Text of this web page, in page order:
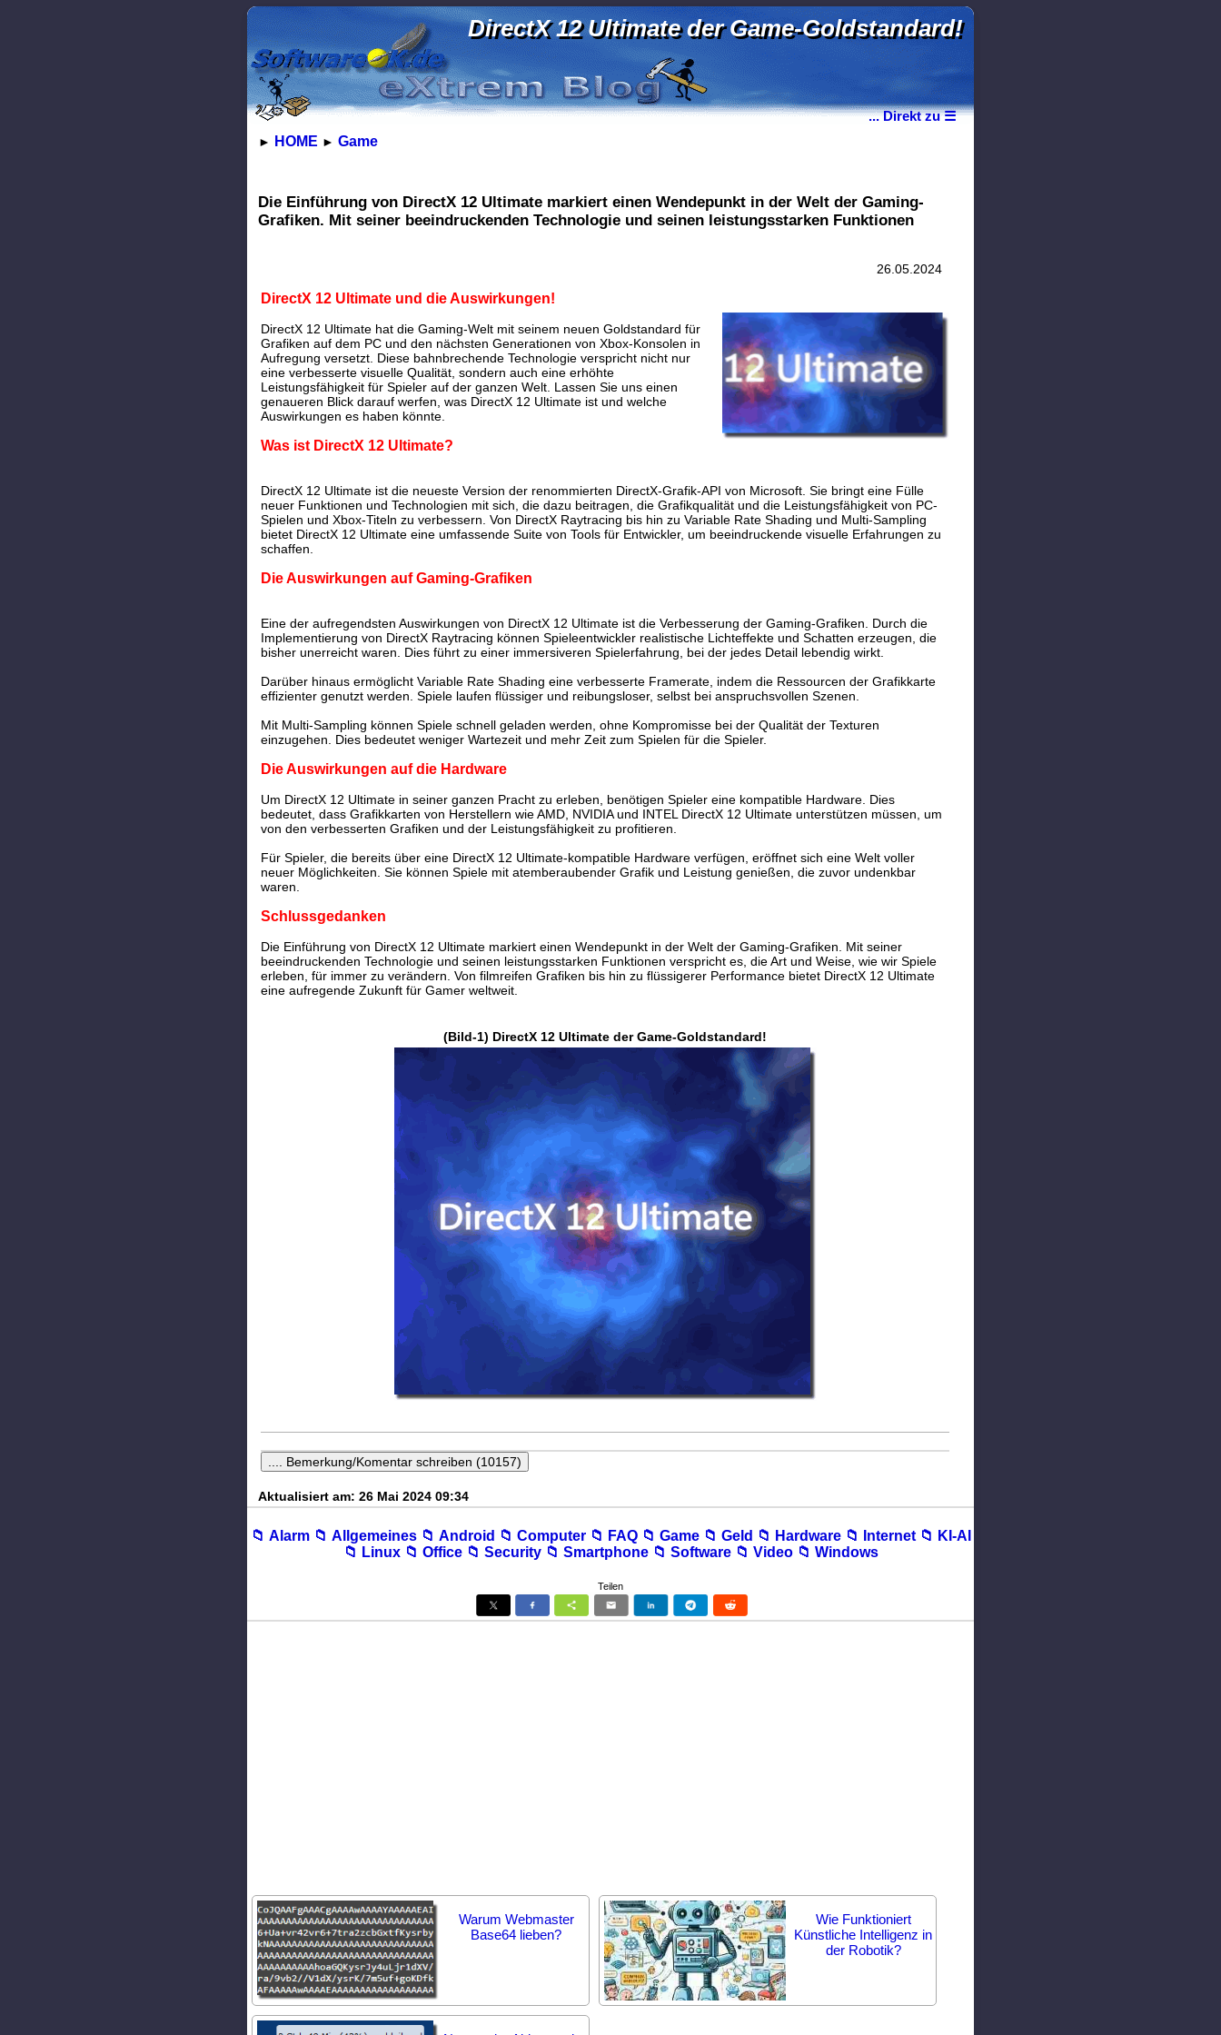
DirectX 12 Ultimate der Game-Goldstandard!
... Direkt zu ☰
► HOME ► Game
Die Einführung von DirectX 12 Ultimate markiert einen Wendepunkt in der Welt der Gaming-
Grafiken. Mit seiner beeindruckenden Technologie und seinen leistungsstarken Funktionen
26.05.2024
DirectX 12 Ultimate und die Auswirkungen!
DirectX 12 Ultimate hat die Gaming-Welt mit seinem neuen Goldstandard für
Grafiken auf dem PC und den nächsten Generationen von Xbox-Konsolen in
Aufregung versetzt. Diese bahnbrechende Technologie verspricht nicht nur
eine verbesserte visuelle Qualität, sondern auch eine erhöhte
Leistungsfähigkeit für Spieler auf der ganzen Welt. Lassen Sie uns einen
genaueren Blick darauf werfen, was DirectX 12 Ultimate ist und welche
Auswirkungen es haben könnte.
Was ist DirectX 12 Ultimate?
DirectX 12 Ultimate ist die neueste Version der renommierten DirectX-Grafik-API von Microsoft. Sie bringt eine Fülle
neuer Funktionen und Technologien mit sich, die dazu beitragen, die Grafikqualität und die Leistungsfähigkeit von PC-
Spielen und Xbox-Titeln zu verbessern. Von DirectX Raytracing bis hin zu Variable Rate Shading und Multi-Sampling
bietet DirectX 12 Ultimate eine umfassende Suite von Tools für Entwickler, um beeindruckende visuelle Erfahrungen zu
schaffen.
Die Auswirkungen auf Gaming-Grafiken
Eine der aufregendsten Auswirkungen von DirectX 12 Ultimate ist die Verbesserung der Gaming-Grafiken. Durch die
Implementierung von DirectX Raytracing können Spieleentwickler realistische Lichteffekte und Schatten erzeugen, die
bisher unerreicht waren. Dies führt zu einer immersiveren Spielerfahrung, bei der jedes Detail lebendig wirkt.
Darüber hinaus ermöglicht Variable Rate Shading eine verbesserte Framerate, indem die Ressourcen der Grafikkarte
effizienter genutzt werden. Spiele laufen flüssiger und reibungsloser, selbst bei anspruchsvollen Szenen.
Mit Multi-Sampling können Spiele schnell geladen werden, ohne Kompromisse bei der Qualität der Texturen
einzugehen. Dies bedeutet weniger Wartezeit und mehr Zeit zum Spielen für die Spieler.
Die Auswirkungen auf die Hardware
Um DirectX 12 Ultimate in seiner ganzen Pracht zu erleben, benötigen Spieler eine kompatible Hardware. Dies
bedeutet, dass Grafikkarten von Herstellern wie AMD, NVIDIA und INTEL DirectX 12 Ultimate unterstützen müssen, um
von den verbesserten Grafiken und der Leistungsfähigkeit zu profitieren.
Für Spieler, die bereits über eine DirectX 12 Ultimate-kompatible Hardware verfügen, eröffnet sich eine Welt voller
neuer Möglichkeiten. Sie können Spiele mit atemberaubender Grafik und Leistung genießen, die zuvor undenkbar
waren.
Schlussgedanken
Die Einführung von DirectX 12 Ultimate markiert einen Wendepunkt in der Welt der Gaming-Grafiken. Mit seiner
beeindruckenden Technologie und seinen leistungsstarken Funktionen verspricht es, die Art und Weise, wie wir Spiele
erleben, für immer zu verändern. Von filmreifen Grafiken bis hin zu flüssigerer Performance bietet DirectX 12 Ultimate
eine aufregende Zukunft für Gamer weltweit.
(Bild-1) DirectX 12 Ultimate der Game-Goldstandard!
Aktualisiert am: 26 Mai 2024 09:34
📁︎ Alarm 📁︎ Allgemeines 📁︎ Android 📁︎ Computer 📁︎ FAQ 📁︎ Game 📁︎ Geld 📁︎ Hardware 📁︎ Internet 📁︎ KI-AI
📁︎ Linux 📁︎ Office 📁︎ Security 📁︎ Smartphone 📁︎ Software 📁︎ Video 📁︎ Windows
Teilen
Warum Webmaster
Base64 lieben?
Wie Funktioniert
Künstliche Intelligenz in
der Robotik?